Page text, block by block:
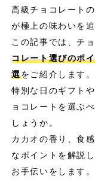
高級チョコレート
が極上の味わいを
この記事では、チ
コレート選びのポ
選をご紹介します。
特別な日のギフト
ョコレートを選ぶ
しょうか。
カカオの香り、食
なポイントを解説
お手伝いをします。